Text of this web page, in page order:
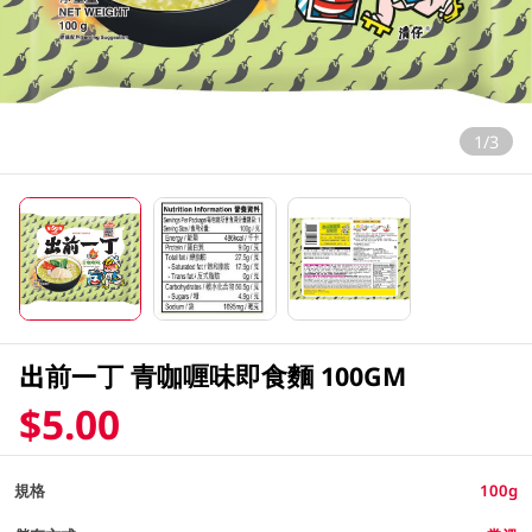
1/3
出前一丁 青咖喱味即食麵 100GM
$5.00
規格 100g